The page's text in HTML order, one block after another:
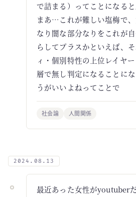
で詰まる）ってことになると
まあ…これが難しい塩梅で
なり闇な部分なりをこれが
らしてプラスかといえば、
ィ・個別特性の上位レイヤ
層で無し判定になることに
うがいいよねってことで
社会論 人間関係
2024.08.13
最近あった女性がyoutuber